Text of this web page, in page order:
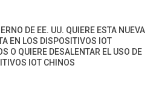
DE EE. UU. QUIERE ESTA NUEVA
EN LOS DISPOSITIVOS IOT
O QUIERE DESALENTAR EL USO DE
IOT CHINOS